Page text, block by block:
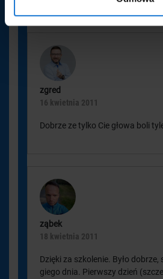
zgred
16 kwietnia 2011
Dobrze ze tylko Cie głowa boli
ząbek
18 kwietnia 2011
Dzięki za szkolenie. Było dobrze,
giego dnia. Pierwszy dzień